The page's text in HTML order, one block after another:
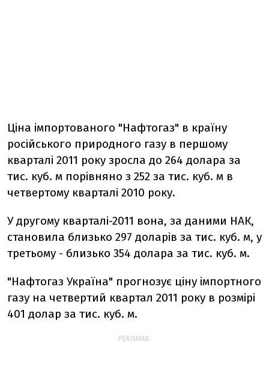
Ціна імпортованого "Нафтогаз" в країну
російського природного газу в першому
кварталі 2011 року зросла до 264 долара за
тис. куб. м порівняно з 252 за тис. куб. м в
четвертому кварталі 2010 року.
У другому кварталі-2011 вона, за даними НАК,
становила близько 297 доларів за тис. куб. м, у
третьому - близько 354 долара за тис. куб. м.
"Нафтогаз Україна" прогнозує ціну імпортного
газу на четвертий квартал 2011 року в розмірі
401 долар за тис. куб. м.
РЕКЛАМА: